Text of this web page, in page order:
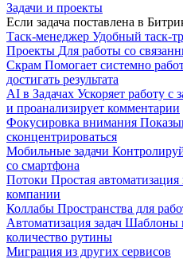
Задачи и проекты
Если задача поставлена в
Таск-менеджер Удобный таск-
Проекты Для работы со
Скрам Помогает системно
достигать результата
AI в Задачах Ускоряет работу с
и проанализирует комментарии
Фокусировка внимания
сконцентрироваться
Мобильные задачи
со смартфона
Потоки Простая
компании
Коллабы Пространства для
Автоматизация задач Шаблоны
количество рутины
Миграция из других сервисов